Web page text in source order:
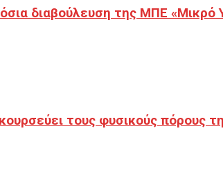
διαβούλευση της ΜΠΕ «Μικρό
τους φυσικούς πόρους